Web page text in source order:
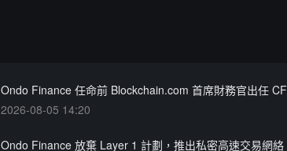
Ondo Finance 任命前 Blockchain.com 首席財務官出任
2026-08-05 14:20
Ondo Finance 放棄 Layer 1 計劃，推出私密高速交易網絡